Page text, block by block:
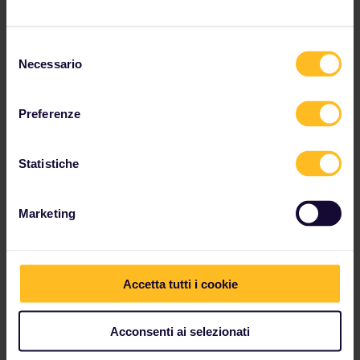
delNecessario
Preferenze
Statistiche
Marketing
Accetta tutti i cookie
Acconsenti ai selezionati